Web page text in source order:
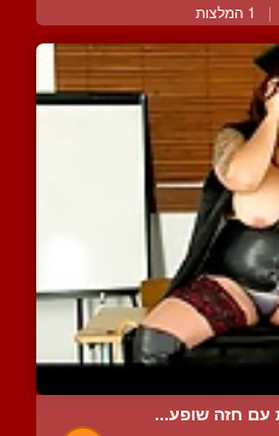
| 1 המלצות
עם חזה שופע...